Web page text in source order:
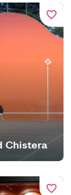
favorite_border
Chistera
favorite_border